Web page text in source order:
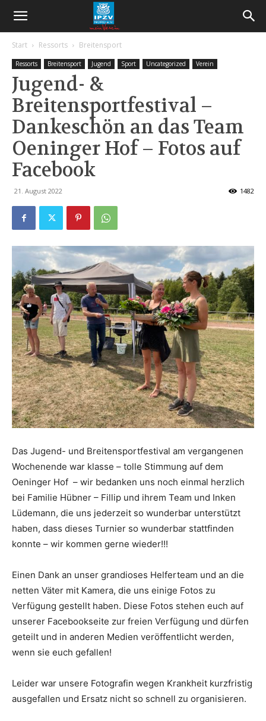
Start Ressorts Breitensport
Ressorts Breitensport Jugend Sport Uncategorized Verein
Jugend- &
Breitensportfestival –
Dankeschön an das Team
Oeninger Hof – Fotos auf
Facebook
21. August 2022 1482
Das Jugend- und Breitensportfestival am vergangenen
Wochenende war klasse – tolle Stimmung auf dem
Oeninger Hof – wir bedanken uns noch einmal herzlich
bei Familie Hübner – Fillip und ihrem Team und Inken
Lüdemann, die uns jederzeit so wunderbar unterstützt
haben, dass dieses Turnier so wunderbar stattfinden
konnte – wir kommen gerne wieder!!!
Einen Dank an unser grandioses Helferteam und an die
netten Väter mit Kamera, die uns einige Fotos zu
Verfügung gestellt haben. Diese Fotos stehen euch auf
unserer Facebookseite zur freien Verfügung und dürfen
geteilt und in anderen Medien veröffentlicht werden,
wenn sie euch gefallen!
Leider war unsere Fotografin wegen Krankheit kurzfristig
ausgefallen und Ersatz nicht so schnell zu organisieren.